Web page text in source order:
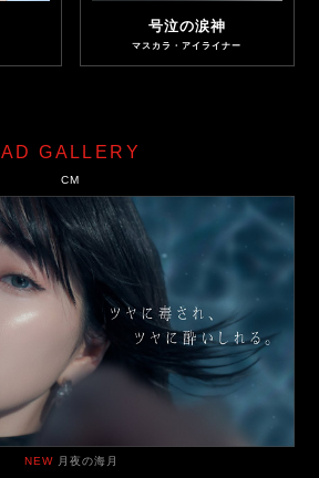
号泣の涙神
マスカラ・アイライナー
AD GALLERY
CM
NEW 月夜の海月